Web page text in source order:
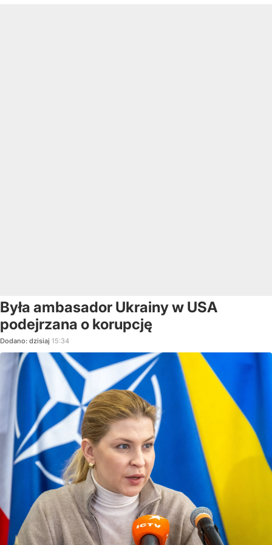
Była ambasador Ukrainy w USA
podejrzana o korupcję
Dodano: dzisiaj 15:34